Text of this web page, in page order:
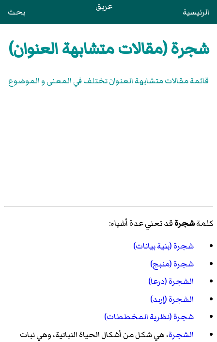
الرئيسية عريق بحث
شجرة (مقالات متشابهة العنوان)
قائمة مقالات متشابهة العنوان تختلف في المعنى و الموضوع
كلمةشجرةقد تعني عدة أشياء:
شجرة (بنية بيانات)
شجرة (منبج)
الشجرة (درعا)
الشجرة (إربد)
شجرة (نظرية المخططات)
الشجرة، هي شكل من أشكال الحياة النباتية، وهي نبات